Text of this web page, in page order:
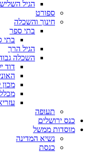
הגיל השלישי
ספורט
חינוך והשכלה
בתי ספר
בתי
הגיל הרך
השכלה
דוד
מכון
תעופה
כנס ירושלים
מוסדות ממשל
נשיא המדינה
כנסת